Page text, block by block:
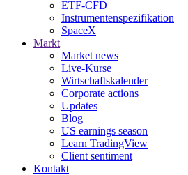
ETF-CFD
Instrumentenspezifikation
SpaceX
Markt
Market news
Live-Kurse
Wirtschaftskalender
Corporate actions
Updates
Blog
US earnings season
Learn TradingView
Client sentiment
Kontakt